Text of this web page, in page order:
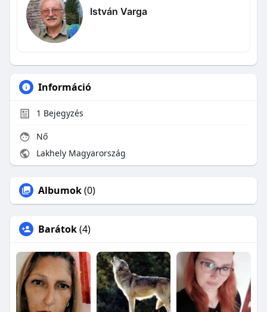
István Varga
Információ
1 Bejegyzés
Nő
Lakhely Magyarország
Albumok(0)
Barátok(4)